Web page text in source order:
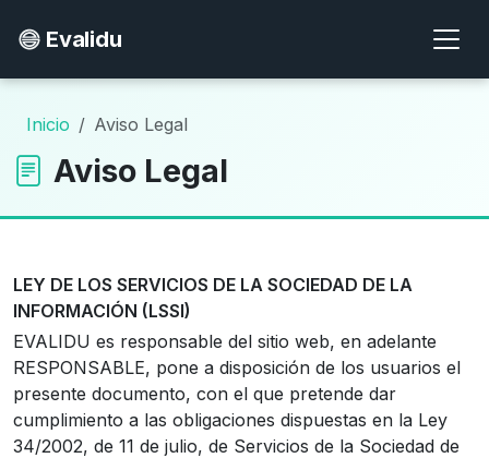
Evalidu
Inicio Aviso Legal
Aviso Legal
LEY DE LOS SERVICIOS DE LA SOCIEDAD DE LA
INFORMACIÓN (LSSI)
EVALIDU es responsable del sitio web, en adelante
RESPONSABLE, pone a disposición de los usuarios el
presente documento, con el que pretende dar
cumplimiento a las obligaciones dispuestas en la Ley
34/2002, de 11 de julio, de Servicios de la Sociedad de